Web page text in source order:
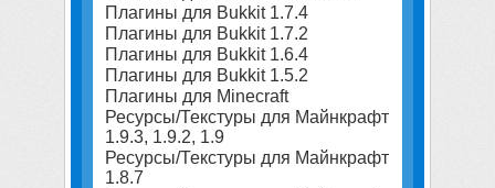
Плагины для Bukkit 1.7.4
Плагины для Bukkit 1.7.2
Плагины для Bukkit 1.6.4
Плагины для Bukkit 1.5.2
Плагины для Minecraft
Ресурсы/Текстуры для Майнкрафт
1.9.3, 1.9.2, 1.9
Ресурсы/Текстуры для Майнкрафт
1.8.7